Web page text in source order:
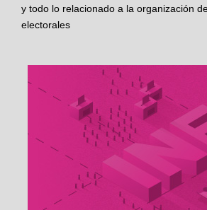
y todo lo relacionado a la organización
electorales